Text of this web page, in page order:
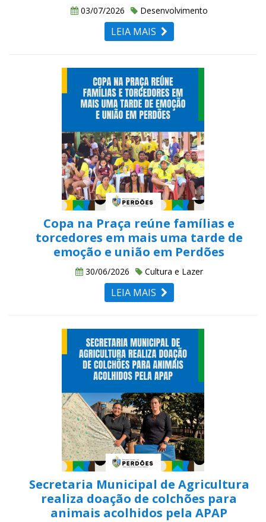
03/07/2026 Desenvolvimento
LEIA MAIS
Copa na Praça reúne famílias e
torcedores em mais uma tarde de
emoção e união em Perdões
30/06/2026 Cultura e Lazer
LEIA MAIS
Secretaria Municipal de Agricultura
realiza doação de colchões para
animais acolhidos pela APAP